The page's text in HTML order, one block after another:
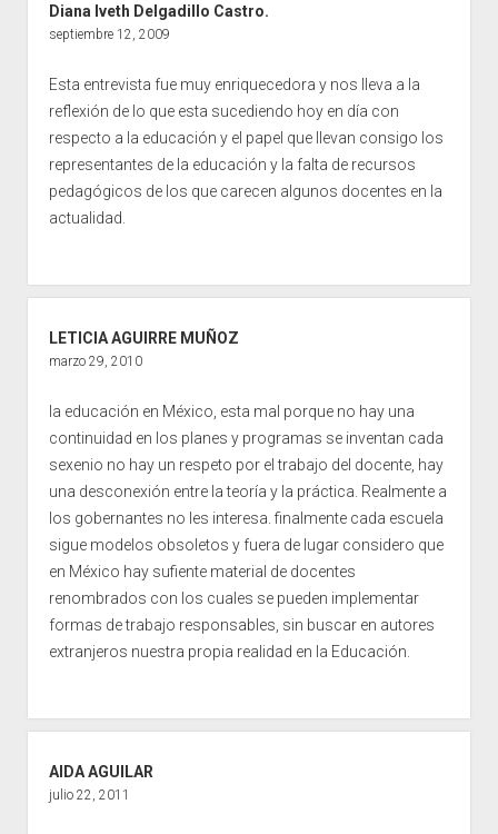
Diana Iveth Delgadillo Castro.
septiembre 12, 2009
Esta entrevista fue muy enriquecedora y nos lleva a la
reflexión de lo que esta sucediendo hoy en día con
respecto a la educación y el papel que llevan consigo los
representantes de la educación y la falta de recursos
pedagógicos de los que carecen algunos docentes en la
actualidad.
LETICIA AGUIRRE MUÑOZ
marzo 29, 2010
la educación en México, esta mal porque no hay una
continuidad en los planes y programas se inventan cada
sexenio no hay un respeto por el trabajo del docente, hay
una desconexión entre la teoría y la práctica. Realmente a
los gobernantes no les interesa. finalmente cada escuela
sigue modelos obsoletos y fuera de lugar considero que
en México hay sufiente material de docentes
renombrados con los cuales se pueden implementar
formas de trabajo responsables, sin buscar en autores
extranjeros nuestra propia realidad en la Educación.
AIDA AGUILAR
julio 22, 2011